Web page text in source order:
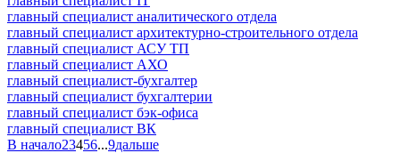
главный специалист аналитического отдела
главный специалист архитектурно-строительного отдела
главный специалист АСУ ТП
главный специалист АХО
главный специалист-бухгалтер
главный специалист бухгалтерии
главный специалист бэк-офиса
главный специалист ВК
В начало23456...9дальше